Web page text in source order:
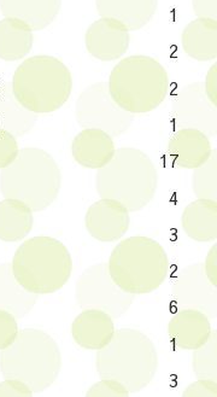
1
2
2
1
17
4
3
2
6
1
3